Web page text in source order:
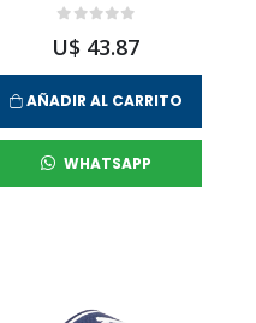
U$ 43.87
AÑADIR AL CARRITO
WHATSAPP